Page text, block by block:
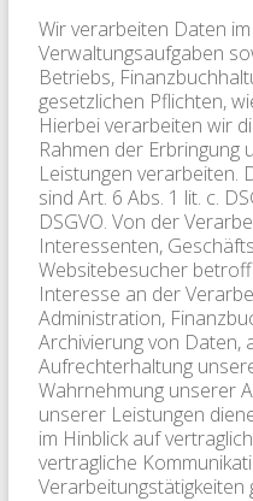
Wir verarbeiten Daten
Verwaltungsaufgaben
Betriebs,
gesetzlichen Pflichten,
Hierbei verarbeiten wir
Rahmen der Erbringung
Leistungen verarbeiten.
sind Art. 6 Abs. 1 lit. c.
DSGVO. Von der
Interessenten,
Websitebesucher
Interesse an der
Administration,
Archivierung von Daten,
Aufrechterhaltung
Wahrnehmung unserer
unserer Leistungen
im Hinblick auf
vertragliche
Verarbeitungstätigkeiten